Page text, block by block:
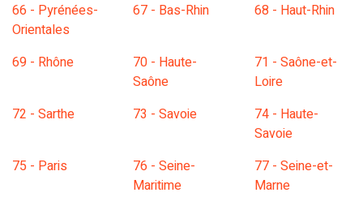
66 - Pyrénées-
Orientales
67 - Bas-Rhin 68 - Haut-Rhin
69 - Rhône
70 - Haute-
Saône
71 - Saône-et-
Loire
72 - Sarthe
73 - Savoie
74 - Haute-
Savoie
75 - Paris
76 - Seine-
Maritime
77 - Seine-et-
Marne